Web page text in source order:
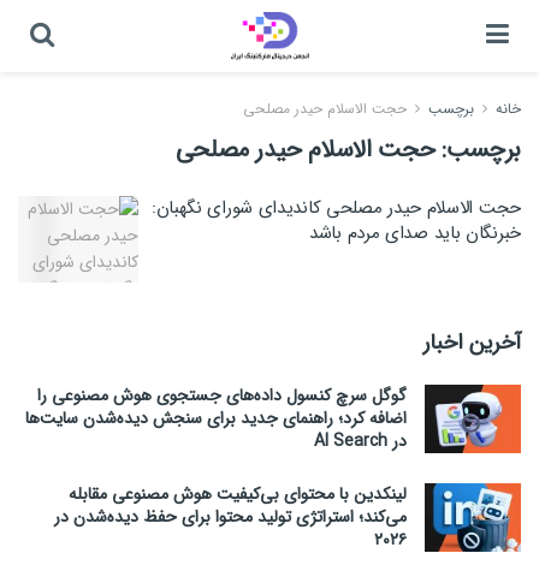
خانه برچسب حجت الاسلام حیدر مصلحی
برچسب:حجت الاسلام حیدر مصلحی
حجت الاسلام حیدر مصلحی کاندیدای شورای نگهبان:
خبرنگان باید صدای مردم باشد
آخرین اخبار
گوگل سرچ کنسول داده‌های جستجوی هوش مصنوعی را
اضافه کرد؛ راهنمای جدید برای سنجش دیده‌شدن سایت‌ها
در AI Search
لینکدین با محتوای بی‌کیفیت هوش مصنوعی مقابله
می‌کند؛ استراتژی تولید محتوا برای حفظ دیده‌شدن در
۲۰۲۶